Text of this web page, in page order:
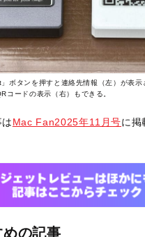
ボタンを押すと連絡先情報（左）が表示
コードの表示（右）もできる。
Mac Fan2025年11月号に掲
めの記事